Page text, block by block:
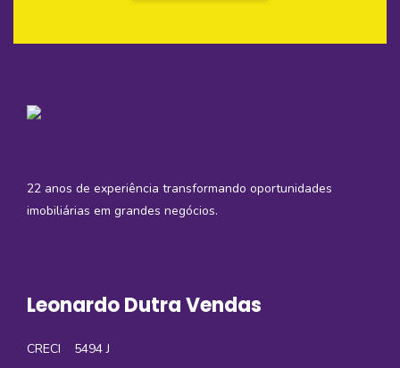
22 anos de experiência transformando oportunidades
imobiliárias em grandes negócios.
Leonardo Dutra Vendas
CRECI
5494 J